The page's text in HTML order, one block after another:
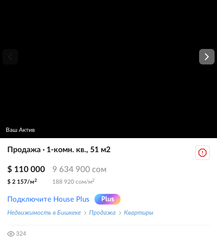
Ваш Актив
Продажа · 1-комн. кв., 51 м2
$ 110 000 9 634 900 сом
$ 2 157/м2 188 920 сом/м2
Подключите House Plus
Недвижимость в Бишкеке Продажа Квартиры
324